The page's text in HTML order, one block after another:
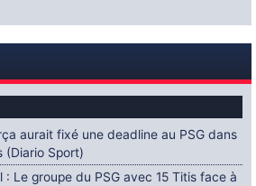
aurait fixé une deadline au PSG dans
(Diario Sport)
: Le groupe du PSG avec 15 Titis face à